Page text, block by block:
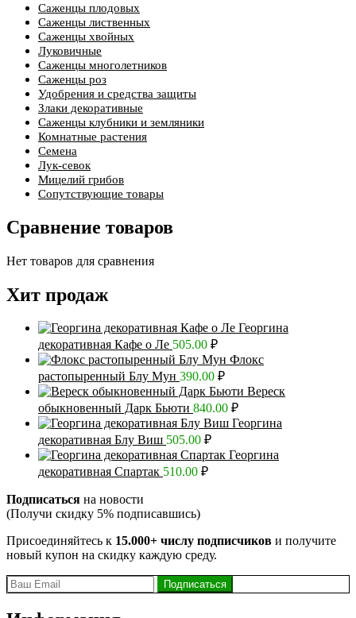
Саженцы плодовых
Саженцы лиственных
Саженцы хвойных
Луковичные
Саженцы многолетников
Саженцы роз
Удобрения и средства защиты
Злаки декоративные
Саженцы клубники и земляники
Комнатные растения
Семена
Лук-севок
Мицелий грибов
Сопутствующие товары
Сравнение товаров
Нет товаров для сравнения
Хит продаж
Георгина
декоративная Кафе о Ле 505.00 ₽
Флокс
растопыренный Блу Мун 390.00 ₽
Вереск
обыкновенный Дарк Бьюти 840.00 ₽
Георгина
декоративная Блу Виш 505.00 ₽
Георгина
декоративная Спартак 510.00 ₽
Подписаться на новости
(Получи скидку 5% подписавшись)
Присоединяйтесь к 15.000+ числу подписчиков и получите
новый купон на скидку каждую среду.